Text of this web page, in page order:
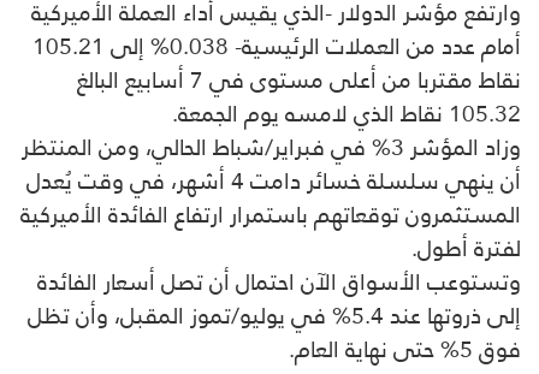
وارتفع مؤشر الدولار -الذي يقيس أداء العملة الأميركية
أمام عدد من العملات الرئيسية- 0.038% إلى 105.21
نقاط مقتربا من أعلى مستوى في 7 أسابيع البالغ
105.32 نقاط الذي لامسه يوم الجمعة.
وزاد المؤشر 3% في فبراير/شباط الحالي، ومن المنتظر
أن ينهي سلسلة خسائر دامت 4 أشهر، في وقت يُعدل
المستثمرون توقعاتهم باستمرار ارتفاع الفائدة الأميركية
لفترة أطول.
وتستوعب الأسواق الآن احتمال أن تصل أسعار الفائدة
إلى ذروتها عند 5.4% في يوليو/تموز المقبل، وأن تظل
فوق 5% حتى نهاية العام.